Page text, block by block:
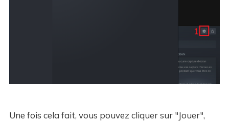
Une fois cela fait, vous pouvez cliquer sur "Jouer",